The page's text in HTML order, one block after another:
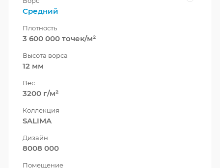
Средний
Плотность
3 600 000 точек/м²
Высота ворса
12 мм
Вес
3200 г/м²
Коллекция
SALIMA
Дизайн
8008 000
Помещение